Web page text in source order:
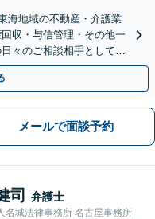
海地域の不動産・介護業
収・与信管理・その他一
々のご相談相手として、
承ります。
メールで面談予約
司 弁護士
名城法律事務所 名古屋事務所